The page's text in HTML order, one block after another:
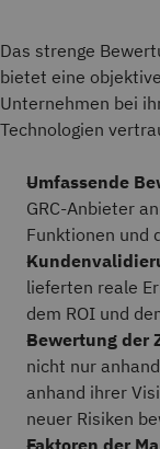
Das strenge
bietet eine
Unternehmen bei
Technologien
Umfassende
GRC-Anbieter
Funktionen und
lieferten reale
dem ROI und
Bewertung der
nicht nur
anhand ihrer
neuer Risiken
Faktoren der